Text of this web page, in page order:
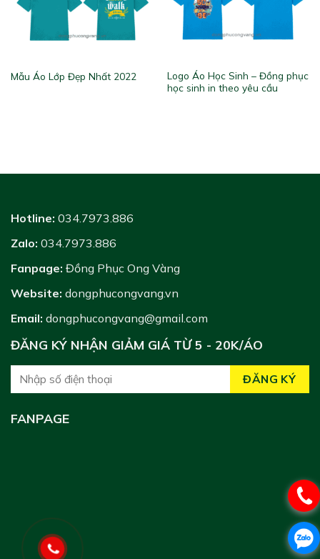
Mẫu Áo Lớp Đẹp Nhất 2022
Logo Áo Học Sinh – Đồng phục
học sinh in theo yêu cầu
Hotline: 034.7973.886
Zalo: 034.7973.886
Fanpage: Đồng Phục Ong Vàng
Website: dongphucongvang.vn
Email: dongphucongvang@gmail.com
ĐĂNG KÝ NHẬN GIẢM GIÁ TỪ 5 - 20K/ÁO
FANPAGE